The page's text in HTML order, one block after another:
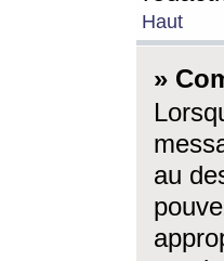
Haut
»
au